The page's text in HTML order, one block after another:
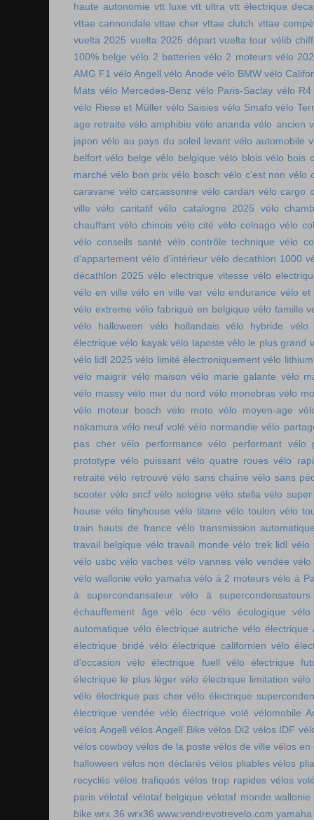
haute autonomie vtt luxe vtt ultra vtt électrique
vttae cannondale vttae cher vttae clutch vttae
vuelta 2025 vuelta 2025 départ vuelta tour vélib
100% belge vélo 2 batteries vélo 2 moteurs vélo
AMG F1 vélo Angell vélo Anode vélo BMW vélo
Mats vélo Mercedes-Benz vélo Paris-Saclay vélo R4
vélo Riese et Müller vélo Saisies vélo Smafo vélo
age retraite vélo amphibie vélo ananda vélo ancien
japon vélo au pays du soleil levant vélo automobile
belfort vélo belge vélo belgique vélo blois vélo bois
marché vélo bon prix vélo bosch vélo c'est non vélo
caravane vélo carcassonne vélo cardan vélo cargo
ville vélo caritatif vélo catalogne 2025
vélo
chauffant vélo chinois vélo cité vélo colnago vélo
vélo conseils santé vélo contrôle technique vélo
d'appartement vélo d'intérieur vélo decathlon 1000
décathlon 2025 vélo electrique vitesse vélo
vélo en ville vélo en ville var vélo endurance vélo et
vélo extreme vélo fabriqué en belgique vélo famille
vélo halloween
vélo hollandais vélo hybride
vélo
électrique vélo kayak vélo laposte vélo le plus grand
vélo lidl 2025 vélo limité électroniquement vélo lithium
vélo maigrir vélo maison vélo marie galante vélo
vélo massy vélo mer du nord vélo monobras vélo
vélo moteur bosch vélo moto vélo moyen-age
nakamura vélo neuf volé vélo normandie vélo
pas cher vélo performance vélo performant vélo
prototype vélo puissant vélo quatre roues vélo
retraité vélo retrouvé vélo sans chaîne vélo sans
scooter vélo sncf vélo sologne vélo stella vélo
house vélo tinyhouse vélo titane vélo toulon vélo
train hauts de france vélo transmission
travail belgique vélo travail monde vélo trek lidl vélo
vélo usbc vélo vaches vélo vannes vélo vendée vélo
vélo wallonie vélo yamaha vélo à 2 moteurs vélo à
à supercondansateur
vélo à supercondensateurs
échauffement âge
vélo éco vélo écologique
automatique vélo électrique autriche vélo électrique
électrique bridé vélo électrique californien vélo
d'occasion
vélo électrique fuell
vélo électrique
électrique le plus léger vélo électrique limitation vélo
vélo électrique pas cher vélo électrique
électrique vendée vélo électrique volé vélomobile
vélos Angell vélos Angell Bike vélos Di2 vélos IDF
vélos cowboy vélos de la poste vélos de ville vélos en
halloween vélos non déclarés vélos pliables vélos
recyclés vélos trafiqués vélos trop rapides vélos
paris vélotaf vélotaf belgique vélotaf monde wallonie
bike wrx 36 wrx36 www.vendrevotrevelo.com